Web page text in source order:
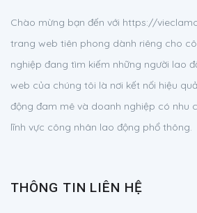
Chào mừng bạn đến với https://
trang web tiên phong dành riêng cho
nghiệp đang tìm kiếm những người lao
web của chúng tôi là nơi kết nối hiệu
động đam mê và doanh nghiệp có nhu
lĩnh vực công nhân lao động phổ thông.
THÔNG TIN LIÊN HỆ